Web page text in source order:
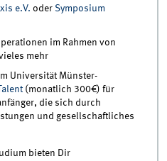
e.V. oder Symposium
im Rahmen von
mehr
Universität Münster-
(monatlich 300€) für
die sich durch
und gesellschaftliches
bieten Dir